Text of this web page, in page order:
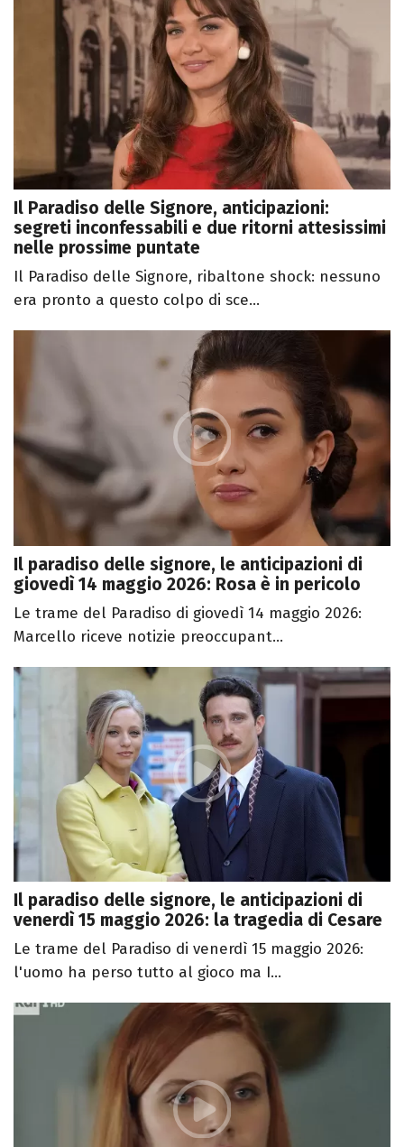
Il Paradiso delle Signore, anticipazioni:
segreti inconfessabili e due ritorni attesissimi
nelle prossime puntate
Il Paradiso delle Signore, ribaltone shock: nessuno
era pronto a questo colpo di sce...
Il paradiso delle signore, le anticipazioni di
giovedì 14 maggio 2026: Rosa è in pericolo
Le trame del Paradiso di giovedì 14 maggio 2026:
Marcello riceve notizie preoccupant...
Il paradiso delle signore, le anticipazioni di
venerdì 15 maggio 2026: la tragedia di Cesare
Le trame del Paradiso di venerdì 15 maggio 2026:
l'uomo ha perso tutto al gioco ma I...